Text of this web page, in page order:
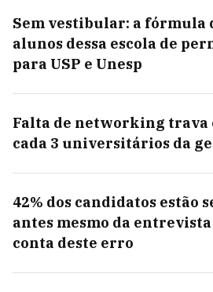
Sem vestibular: a fórmula
alunos dessa escola de
para USP e Unesp
Falta de networking trava
cada 3 universitários da
42% dos candidatos estão
antes mesmo da
conta deste erro